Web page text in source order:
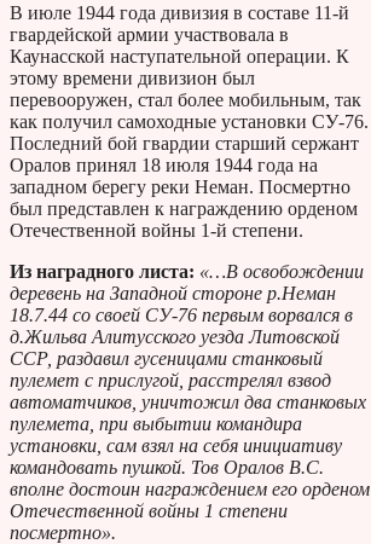
В июле 1944 года дивизия в составе 11-й
гвардейской армии участвовала в
Каунасской наступательной операции. К
этому времени дивизион был
перевооружен, стал более мобильным, так
как получил самоходные установки СУ-76.
Последний бой гвардии старший сержант
Оралов принял 18 июля 1944 года на
западном берегу реки Неман. Посмертно
был представлен к награждению орденом
Отечественной войны 1-й степени.
Из наградного листа: «…В освобождении
деревень на Западной стороне р.Неман
18.7.44 со своей СУ-76 первым ворвался в
д.Жильва Алитусского уезда Литовской
ССР, раздавил гусеницами станковый
пулемет с прислугой, расстрелял взвод
автоматчиков, уничтожил два станковых
пулемета, при выбытии командира
установки, сам взял на себя инициативу
командовать пушкой. Тов Оралов В.С.
вполне достоин награждением его орденом
Отечественной войны 1 степени
посмертно».